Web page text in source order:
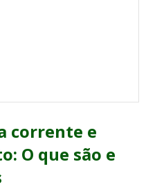
corrente e
O que são e